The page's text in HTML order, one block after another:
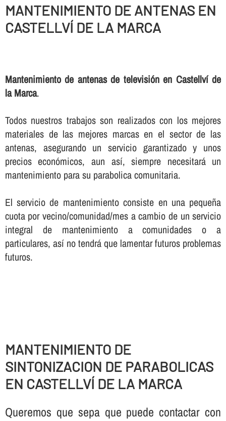
MANTENIMIENTO DE ANTENAS EN
CASTELLVÍ DE LA MARCA
Mantenimiento de antenas de televisión en Castellví de
la Marca.
Todos nuestros trabajos son realizados con los mejores
materiales de las mejores marcas en el sector de las
antenas, asegurando un servicio garantizado y unos
precios económicos, aun así­, siempre necesitará un
mantenimiento para su parabolica comunitaria.
El servicio de mantenimiento consiste en una pequeña
cuota por vecino/comunidad/mes a cambio de un servicio
integral de mantenimiento a comunidades o a
particulares, así­ no tendrá que lamentar futuros problemas
futuros.
MANTENIMIENTO DE
SINTONIZACION DE PARABOLICAS
EN CASTELLVÍ DE LA MARCA
Queremos que sepa que puede contactar con